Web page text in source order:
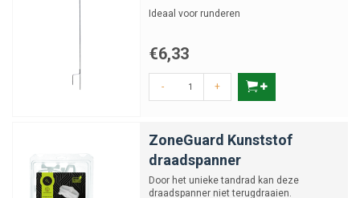
Ideaal voor runderen
€6,33
- +
ZoneGuard Kunststof
draadspanner
Door het unieke tandrad kan deze
draadspanner niet terugdraaien.